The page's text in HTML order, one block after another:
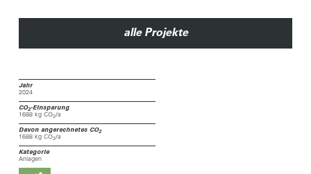
Jahr
2024
CO2-Einsparung
1688 kg CO2/a
Davon angerechnetes CO2
1688 kg CO2/a
Kategorie
Anlagen
alle Projekte